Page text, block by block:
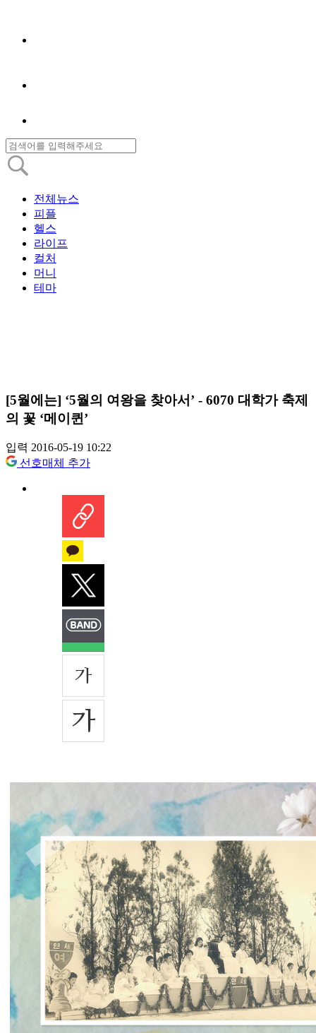
전체뉴스
피플
헬스
라이프
컬처
머니
테마
[5월에는] ‘5월의 여왕을 찾아서’ - 6070 대학가 축제
의 꽃 ‘메이퀸’
입력 2016-05-19 10:22
선호매체 추가